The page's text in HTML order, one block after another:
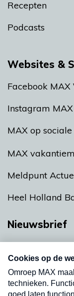
Recepten
Podcasts
Websites &
Facebook MAX
Instagram
MAX op
MAX
Meldpunt
Heel Holland
Nieuwsbrief
nieuwsbrief.
uw mailbox.